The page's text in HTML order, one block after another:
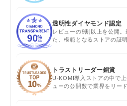
透明性ダイヤモンド認定
レビューの9割以上を公開
た、模範となるストアの証明
トラストリーダー銅賞
U-KOMI導入ストアの中で
ューの公開数で業界をリー